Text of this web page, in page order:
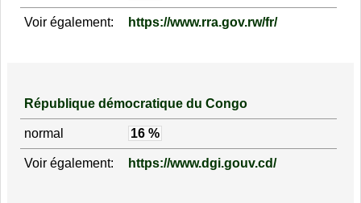
Voir également: https://www.rra.gov.rw/fr/
République démocratique du Congo
normal 16 %
Voir également: https://www.dgi.gouv.cd/